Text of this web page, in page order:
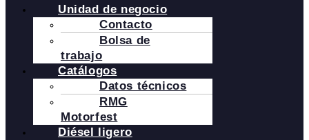
Unidad de negocio
Contacto
Bolsa de
trabajo
Catálogos
Datos técnicos
RMG
Motorfest
Diésel ligero